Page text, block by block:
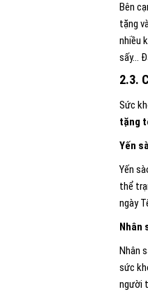
Bên
tặng
nhiều
sấy…
2.3.
Sức
tặng
Yến
Yến
thể
ngày
Nhân
Nhân
sức
người